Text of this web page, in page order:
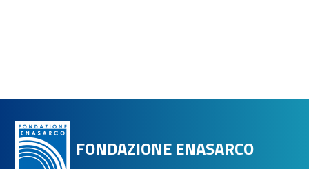
FONDAZIONE ENASARCO